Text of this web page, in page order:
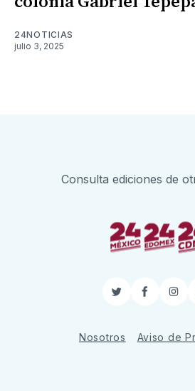
24NOTICIAS
julio 3, 2025
Consulta ediciones de
Twitter
Nosotros Aviso de